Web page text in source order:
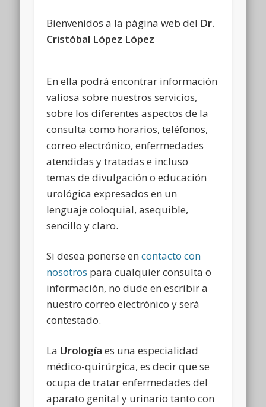
Bienvenidos a la página web del Dr.
Cristóbal López López
En ella podrá encontrar información
valiosa sobre nuestros servicios,
sobre los diferentes aspectos de la
consulta como horarios, teléfonos,
correo electrónico, enfermedades
atendidas y tratadas e incluso
temas de divulgación o educación
urológica expresados en un
lenguaje coloquial, asequible,
sencillo y claro.
Si desea ponerse encontacto con
nosotros para cualquier consulta o
información, no dude en escribir a
nuestro correo electrónico y será
contestado.
La Urología es una especialidad
médico-quirúrgica, es decir que se
ocupa de tratar enfermedades del
aparato genital y urinario tanto con